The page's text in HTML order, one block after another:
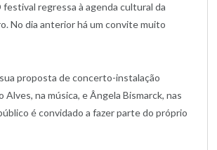
festival regressa à agenda cultural da
No dia anterior há um convite muito
proposta de concerto-instalação
na música, e Ângela Bismarck, nas
é convidado a fazer parte do próprio